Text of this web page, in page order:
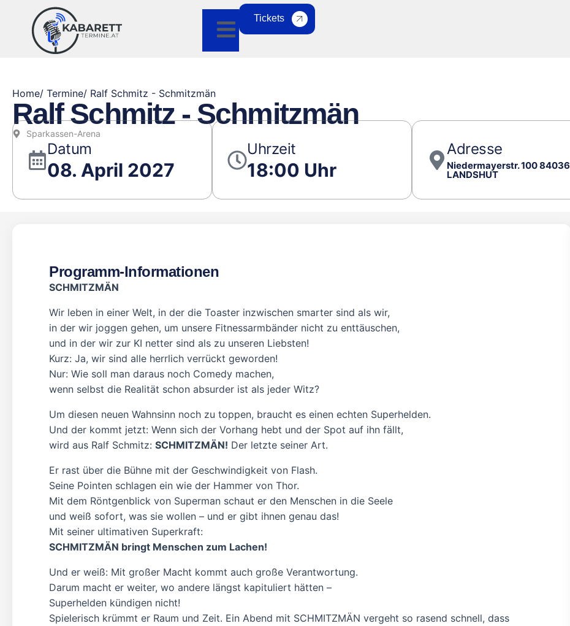
Tickets
Home/ Termine/ Ralf Schmitz - Schmitzmän
Ralf Schmitz - Schmitzmän
Sparkassen-Arena
Datum
08. April 2027
Uhrzeit
18:00 Uhr
Adresse
Niedermayerstr. 100 84036
LANDSHUT
Programm-Informationen
SCHMITZMÄN
Wir leben in einer Welt, in der die Toaster inzwischen smarter sind als wir,
in der wir joggen gehen, um unsere Fitnessarmbänder nicht zu enttäuschen,
und in der wir zur KI netter sind als zu unseren Liebsten!
Kurz: Ja, wir sind alle herrlich verrückt geworden!
Nur: Wie soll man daraus noch Comedy machen,
wenn selbst die Realität schon absurder ist als jeder Witz?
Um diesen neuen Wahnsinn noch zu toppen, braucht es einen echten Superhelden.
Und der kommt jetzt: Wenn sich der Vorhang hebt und der Spot auf ihn fällt,
wird aus Ralf Schmitz: SCHMITZMÄN! Der letzte seiner Art.
Er rast über die Bühne mit der Geschwindigkeit von Flash.
Seine Pointen schlagen ein wie der Hammer von Thor.
Mit dem Röntgenblick von Superman schaut er den Menschen in die Seele
und weiß sofort, was sie wollen – und er gibt ihnen genau das!
Mit seiner ultimativen Superkraft:
SCHMITZMÄN bringt Menschen zum Lachen!
Und er weiß: Mit großer Macht kommt auch große Verantwortung.
Darum macht er weiter, wo andere längst kapituliert hätten –
Superhelden kündigen nicht!
Spielerisch krümmt er Raum und Zeit. Ein Abend mit SCHMITZMÄN vergeht so rasend schnell, dass